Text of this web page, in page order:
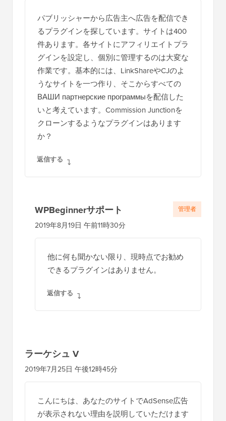
パブリッシャーから広告主へ広告を配信でき
るプラグインを探しています。サイトは400
件あります。各サイトにアフィリエイトプラ
グインを設定し、個別に管理するのは大変な
作業です。基本的には、LinkShareやCJのよ
うなサイトを一つ作り、そこからすべての
ВАШИ партнерские программыを配信した
いと考えています。Commission Junctionを
クローンするようなプラグインはあります
か？
返信する
WPBeginnerサポート
2019年8月19日 午前11時30分
他に何も聞かない限り、現時点でお勧め
できるプラグインはありません。
返信する
管理者
ラーケシュ V
2019年7月25日 午後12時45分
こんにちは、あなたのサイトでAdSense広告
が表示されない理由を説明していただけます